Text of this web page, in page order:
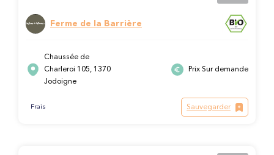
Ferme de la Barrière
Chaussée de
Charleroi 105, 1370
Jodoigne
Prix Sur demande
Frais Sauvegarder